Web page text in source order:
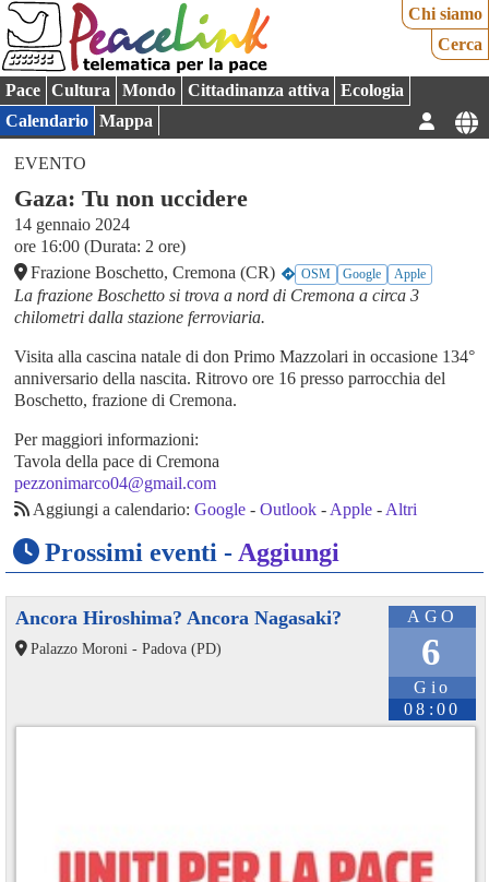
Chi siamo
Cerca
Pace Cultura Mondo Cittadinanza attiva
Ecologia
Calendario
Mappa
EVENTO
Gaza: Tu non uccidere
14 gennaio 2024
ore 16:00 (Durata: 2 ore)
Frazione Boschetto, Cremona (CR)
OSM Google Apple
La frazione Boschetto si trova a nord di Cremona a circa 3
chilometri dalla stazione ferroviaria.
Visita alla cascina natale di don Primo Mazzolari in occasione 134°
anniversario della nascita. Ritrovo ore 16 presso parrocchia del
Boschetto, frazione di Cremona.
Per maggiori informazioni:
Tavola della pace di Cremona
pezzonimarco04@gmail.com
Aggiungi a calendario: Google- Outlook- Apple- Altri
Prossimi eventi - Aggiungi
AGO
6
Gio
08:00
Ancora Hiroshima? Ancora Nagasaki?
Palazzo Moroni - Padova (PD)